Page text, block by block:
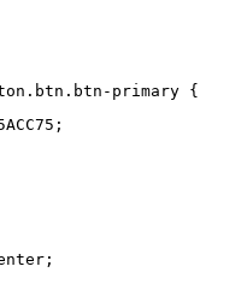
primary {